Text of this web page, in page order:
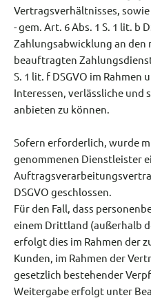
Vertragsverhältnisses, sowie
- gem. Art. 6 Abs. 1 S. 1 lit. b
Zahlungsabwicklung an
beauftragten
S. 1 lit. f DSGVO im Rahmen
Interessen, verlässliche und
anbieten zu können.
Sofern erforderlich, wurde
genommenen Dienstleister
DSGVO geschlossen.
Für den Fall, dass
einem Drittland (außerhalb
erfolgt dies im Rahmen der
Kunden, im Rahmen der
gesetzlich bestehender
Weitergabe erfolgt unter